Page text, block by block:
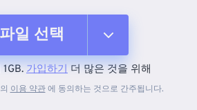
파일 선택
치에서
가입하기 더 많은 것을 위해
이용 약관에 동의하는 것으로 간주됩니다.